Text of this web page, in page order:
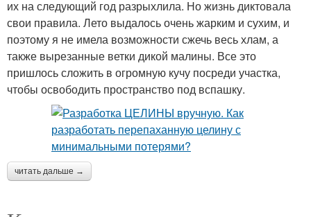
их на следующий год разрыхлила. Но жизнь диктовала
свои правила. Лето выдалось очень жарким и сухим, и
поэтому я не имела возможности сжечь весь хлам, а
также вырезанные ветки дикой малины. Все это
пришлось сложить в огромную кучу посреди участка,
чтобы освободить пространство под вспашку.
читать дальше →